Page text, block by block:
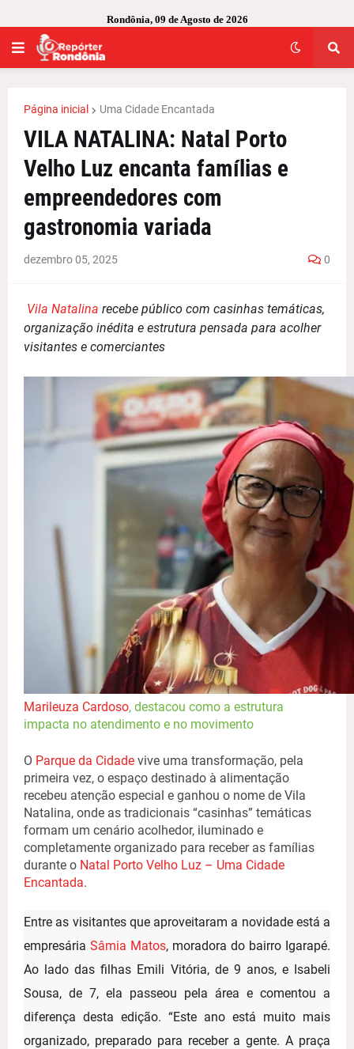
Rondônia, 09 de Agosto de 2026
Página inicial Uma Cidade Encantada
VILA NATALINA: Natal Porto
Velho Luz encanta famílias e
empreendedores com
gastronomia variada
dezembro 05, 2025 0
Vila Natalina recebe público com casinhas temáticas,
organização inédita e estrutura pensada para acolher
visitantes e comerciantes
Marileuza Cardoso, destacou como a estrutura
impacta no atendimento e no movimento
O Parque da Cidade vive uma transformação, pela
primeira vez, o espaço destinado à alimentação
recebeu atenção especial e ganhou o nome de Vila
Natalina, onde as tradicionais “casinhas” temáticas
formam um cenário acolhedor, iluminado e
completamente organizado para receber as famílias
durante o Natal Porto Velho Luz – Uma Cidade
Encantada.
Entre as visitantes que aproveitaram a novidade está a
empresária Sâmia Matos, moradora do bairro Igarapé.
Ao lado das filhas Emili Vitória, de 9 anos, e Isabeli
Sousa, de 7, ela passeou pela área e comentou a
diferença desta edição. “Este ano está muito mais
organizado, preparado para receber a gente. A praça